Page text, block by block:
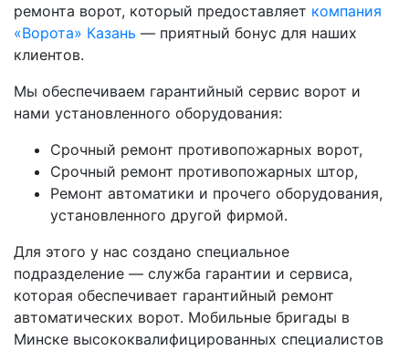
ремонта ворот, который предоставляет компания
«Ворота» Казань — приятный бонус для наших
клиентов.
Мы обеспечиваем гарантийный сервис ворот и
нами установленного оборудования:
Срочный ремонт противопожарных ворот,
Срочный ремонт противопожарных штор,
Ремонт автоматики и прочего оборудования,
установленного другой фирмой.
Для этого у нас создано специальное
подразделение — служба гарантии и сервиса,
которая обеспечивает гарантийный ремонт
автоматических ворот. Мобильные бригады в
Минске высококвалифицированных специалистов